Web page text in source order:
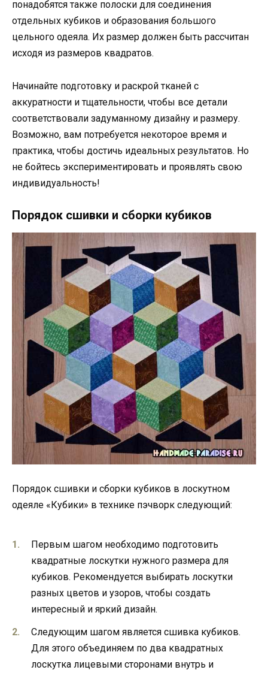
понадобятся также полоски для соединения
отдельных кубиков и образования большого
цельного одеяла. Их размер должен быть рассчитан
исходя из размеров квадратов.
Начинайте подготовку и раскрой тканей с
аккуратности и тщательности, чтобы все детали
соответствовали задуманному дизайну и размеру.
Возможно, вам потребуется некоторое время и
практика, чтобы достичь идеальных результатов. Но
не бойтесь экспериментировать и проявлять свою
индивидуальность!
Порядок сшивки и сборки кубиков
Порядок сшивки и сборки кубиков в лоскутном
одеяле «Кубики» в технике пэчворк следующий:
Первым шагом необходимо подготовить
квадратные лоскутки нужного размера для
кубиков. Рекомендуется выбирать лоскутки
разных цветов и узоров, чтобы создать
интересный и яркий дизайн.
Следующим шагом является сшивка кубиков.
Для этого объединяем по два квадратных
лоскутка лицевыми сторонами внутрь и